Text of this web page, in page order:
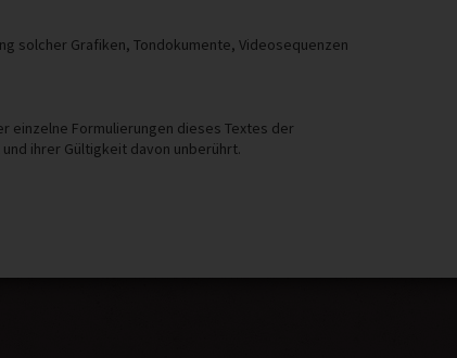
solcher Grafiken, Tondokumente, Videosequenzen
einzelne Formulierungen dieses Textes der
ihrer Gültigkeit davon unberührt.